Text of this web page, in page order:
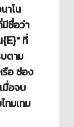
าโน
ชื่อว่า
" ที่
ตาม
รือ ช่อง
มื่อจบ
ทมเทม